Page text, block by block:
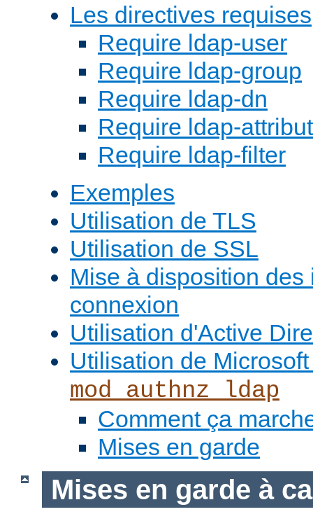
Les directives requises
Require ldap-user
Require ldap-group
Require ldap-dn
Require ldap-
Require ldap-filter
Exemples
Utilisation de TLS
Utilisation de SSL
Mise à disposition des
connexion
Utilisation d'Active
Utilisation de
mod_authnz_ldap
Comment ça
Mises en garde
Mises en garde à